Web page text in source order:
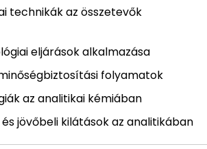
technikák az összetevők
eljárások alkalmazása
folyamatok
az analitikai kémiában
jövőbeli kilátások az analitikában